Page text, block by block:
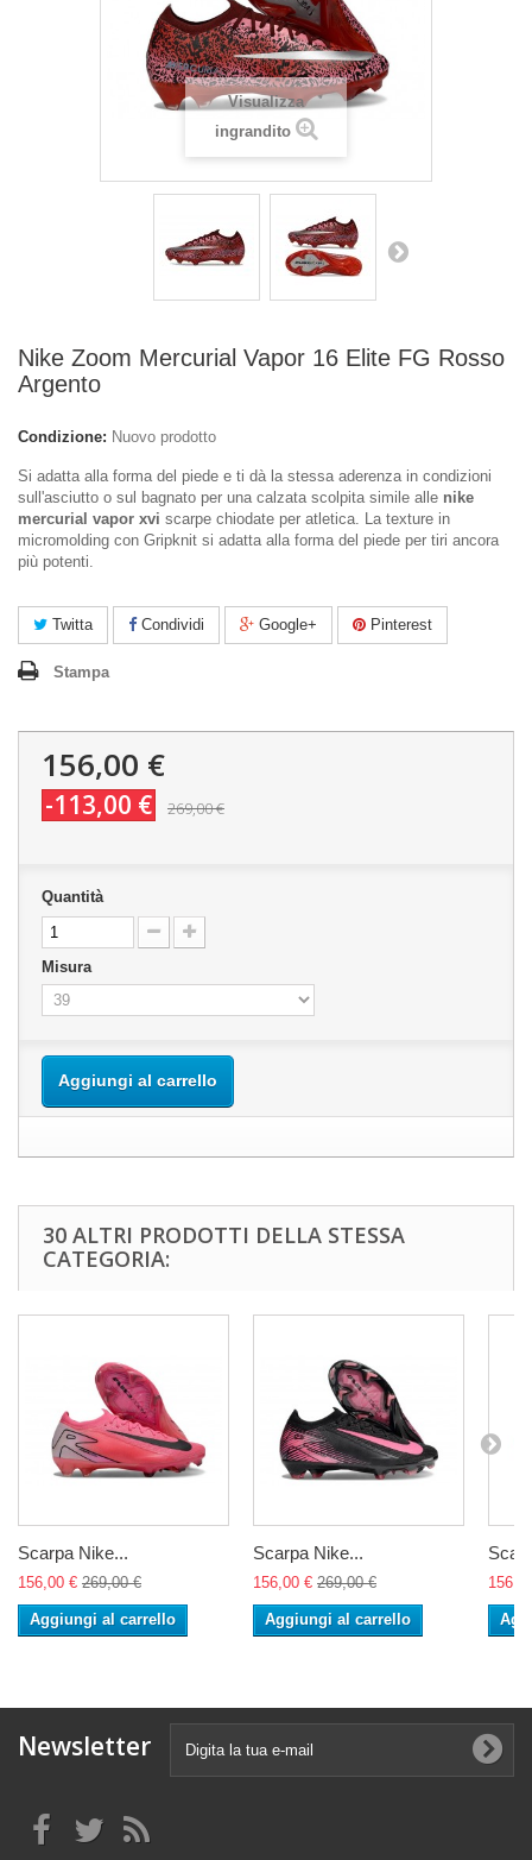
Visualizza
ingrandito
Nike Zoom Mercurial Vapor 16 Elite FG Rosso
Argento
Condizione: Nuovo prodotto
Si adatta alla forma del piede e ti dà la stessa aderenza in condizioni
sull'asciutto o sul bagnato per una calzata scolpita simile alle nike
mercurial vapor xvi scarpe chiodate per atletica. La texture in
micromolding con Gripknit si adatta alla forma del piede per tiri ancora
più potenti.
Twitta Condividi Google+ Pinterest
Stampa
156,00 €
-113,00 € 269,00 €
Quantità
Misura
Aggiungi al carrello
30 ALTRI PRODOTTI DELLA STESSA
CATEGORIA:
Scarpa Nike...
156,00 € 269,00 €
Aggiungi al carrello
Scarpa Nike...
156,00 € 269,00 €
Aggiungi al carrello
Newsletter